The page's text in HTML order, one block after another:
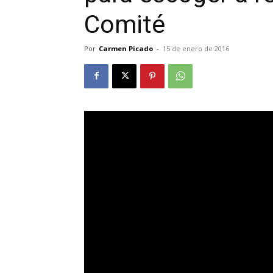
Comité
Por Carmen Picado - 15 de enero de 2016